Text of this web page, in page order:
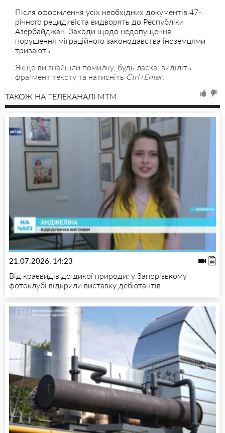
Після оформлення усіх необхідних документів 47-
річного рецидивіста видворять до Республіки
Азербайджан. Заходи щодо недопущення
порушення міграційного законодавства іноземцями
тривають.
Якщо ви знайшли помилку, будь ласка, виділіть
фрагмент тексту та натисніть Ctrl+Enter.
ТАКОЖ НА ТЕЛЕКАНАЛІ MTM
21.07.2026, 14:23
Від краєвидів до дикої природи: у Запорізькому
фотоклубі відкрили виставку дебютантів